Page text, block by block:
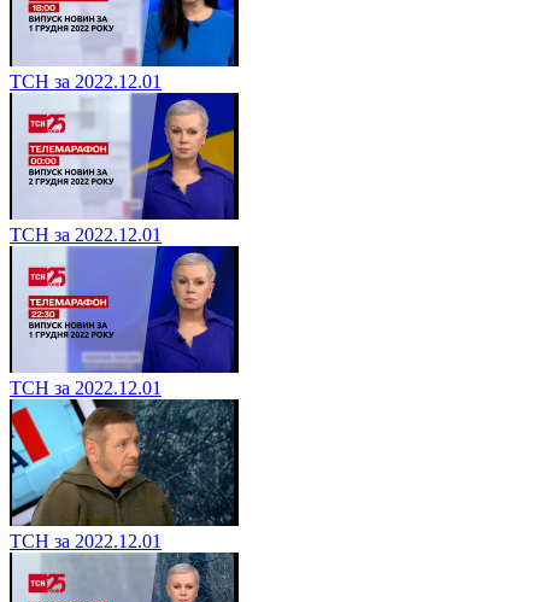
ТСН за 2022.12.01
ТСН за 2022.12.01
ТСН за 2022.12.01
ТСН за 2022.12.01